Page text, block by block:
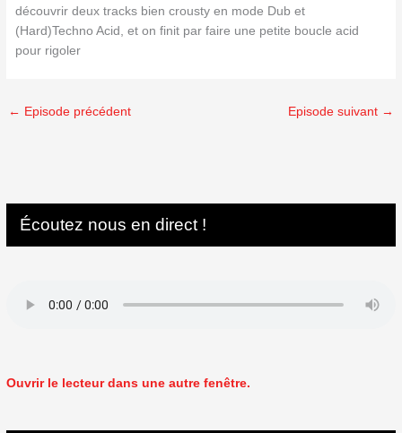
découvrir deux tracks bien crousty en mode Dub et
(Hard)Techno Acid, et on finit par faire une petite boucle acid
pour rigoler
← Episode précédent Episode suivant →
Écoutez nous en direct !
Ouvrir le lecteur dans une autre fenêtre.